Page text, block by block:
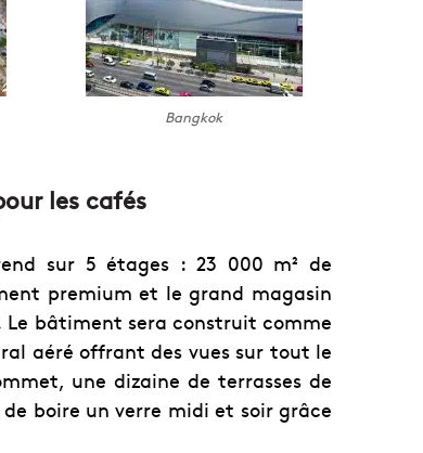
Bangkok
les cafés
sur 5 étages : 23 000 m² de
premium et le grand magasin
Le bâtiment sera construit comme
aéré offrant des vues sur tout le
une dizaine de terrasses de
boire un verre midi et soir grâce